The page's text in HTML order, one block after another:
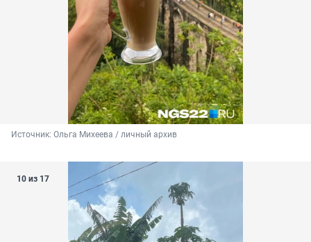
Источник: Ольга Михеева / личный архив
10 из 17